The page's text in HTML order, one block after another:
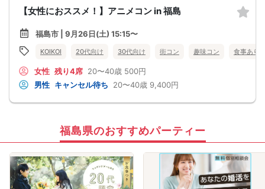
【女性におススメ！】アニメコン in 福島
福島市 | 9月26日(土) 15:15〜
KOIKOI 20代向け 30代向け 街コン 趣味コン 食事あり
女性 残り4席 20〜40歳 500円
男性 キャンセル待ち 20〜40歳 9,400円
福島県のおすすめパーティー